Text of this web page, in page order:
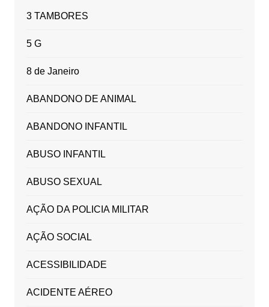
3 TAMBORES
5 G
8 de Janeiro
ABANDONO DE ANIMAL
ABANDONO INFANTIL
ABUSO INFANTIL
ABUSO SEXUAL
AÇÃO DA POLICIA MILITAR
AÇÃO SOCIAL
ACESSIBILIDADE
ACIDENTE AÉREO